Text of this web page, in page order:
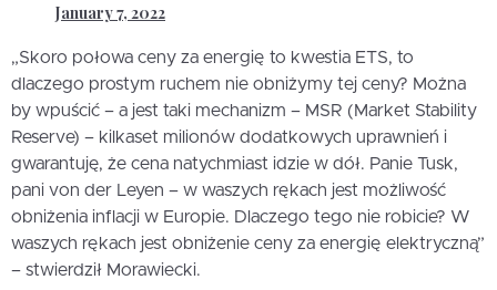
January 7, 2022
„Skoro połowa ceny za energię to kwestia ETS, to
dlaczego prostym ruchem nie obniżymy tej ceny? Można
by wpuścić – a jest taki mechanizm – MSR (Market Stability
Reserve) – kilkaset milionów dodatkowych uprawnień i
gwarantuję, że cena natychmiast idzie w dół. Panie Tusk,
pani von der Leyen – w waszych rękach jest możliwość
obniżenia inflacji w Europie. Dlaczego tego nie robicie? W
waszych rękach jest obniżenie ceny za energię elektryczną”
– stwierdził Morawiecki.